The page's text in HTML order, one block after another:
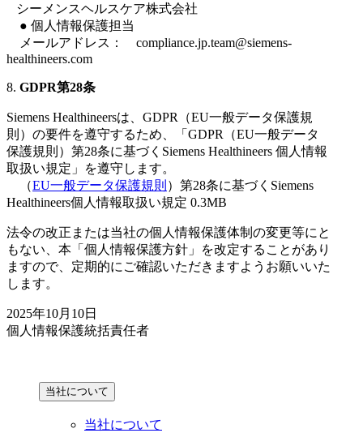
シーメンスヘルスケア株式会社
● 個人情報保護担当
メールアドレス： compliance.jp.team@siemens-
healthineers.com
8. GDPR第28条
Siemens Healthineersは、GDPR（EU一般データ保護規
則）の要件を遵守するため、「GDPR（EU一般データ
保護規則）第28条に基づくSiemens Healthineers 個人情報
取扱い規定」を遵守します。
（EU一般データ保護規則 ）第28条に基づくSiemens
Healthineers個人情報取扱い規定 0.3MB
法令の改正または当社の個人情報保護体制の変更等にと
もない、本「個人情報保護方針」を改定することがあり
ますので、定期的にご確認いただきますようお願いいた
します。
2025年10月10日
個人情報保護統括責任者
当社について
当社について